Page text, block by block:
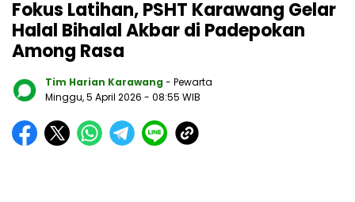
Fokus Latihan, PSHT Karawang Gelar
Halal Bihalal Akbar di Padepokan
Among Rasa
Tim Harian Karawang - Pewarta
Minggu, 5 April 2026 - 08:55 WIB